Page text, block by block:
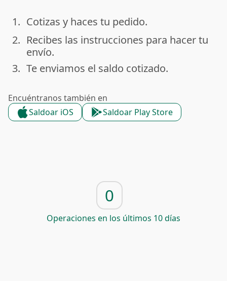
done
1. Cotizas y haces tu pedido.
done
2. Recibes las instrucciones para hacer tu
envío.
done
3. Te enviamos el saldo cotizado.
Encuéntranos también en
Saldoar iOS
Saldoar Play Store
0
Operaciones en los últimos 10 días